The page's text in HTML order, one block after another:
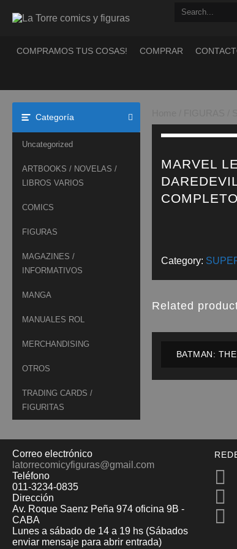
COMPRAMOS TUS COSAS! COMPRAR
Categoría
Uncategorized
ARTBOOKS / NOVELAS /
LIBROS VARIOS
COMICS
FIGURAS
MAGAZINES /
INFORMATIVOS
MANGA
MANUALES ROL
MERCHANDISING
OTROS
TRADING CARDS /
FIGURITAS
MARVEL
Category:
Related
BATMAN:
002 –
Correo electrónico
latorrecomicyfiguras@gmail.com
Teléfono
011-3234-0835
Dirección
Av. Roque Saenz Peña 974 oficina 9B -
CABA
Lunes a sábado de 14 a 19 hs (Sábados
enviar mensaje para abrir entrada)